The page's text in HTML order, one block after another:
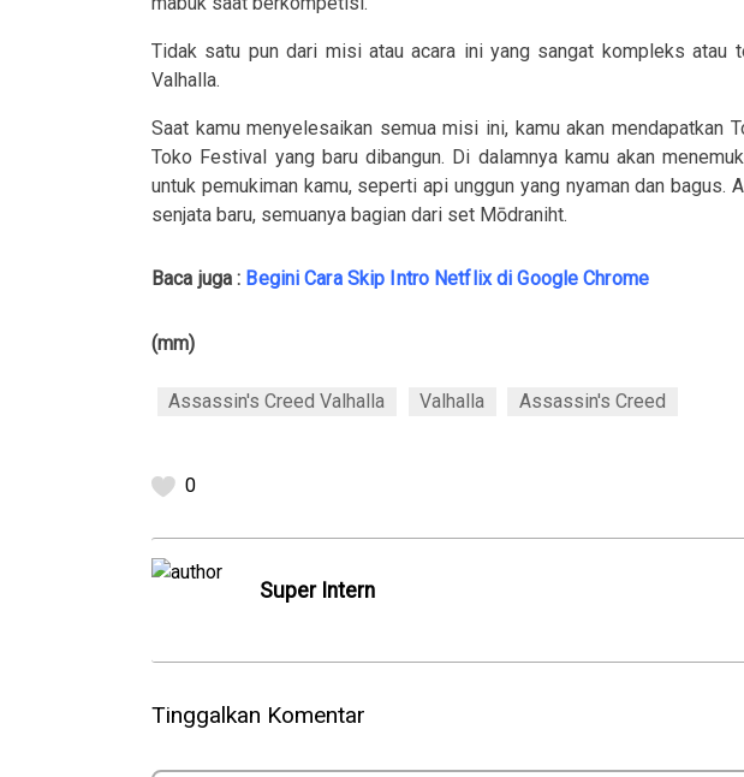
Tidak satu pun dari misi atau acara ini yang sangat kompleks atau
Valhalla.
Saat kamu menyelesaikan semua misi ini, kamu akan mendapatkan
Toko Festival yang baru dibangun. Di dalamnya kamu akan
untuk pemukiman kamu, seperti api unggun yang nyaman dan bagus.
senjata baru, semuanya bagian dari set Mōdraniht.
Baca juga : Begini Cara Skip Intro Netflix di Google Chrome
(mm)
Assassin's Creed Valhalla Valhalla Assassin's Creed
0
Super Intern
Tinggalkan Komentar